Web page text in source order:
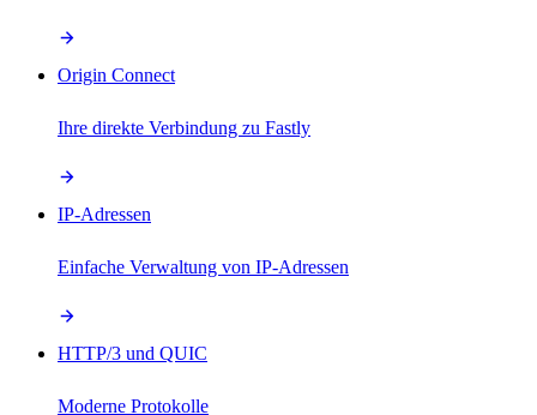
Origin Connect
Ihre direkte Verbindung zu Fastly
IP-Adressen
Einfache Verwaltung von IP-Adressen
HTTP/3 und QUIC
Moderne Protokolle